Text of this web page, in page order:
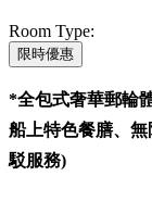
Room Type:
限時優惠
*全包式奢華郵輪
船上特色餐膳、
駁服務)